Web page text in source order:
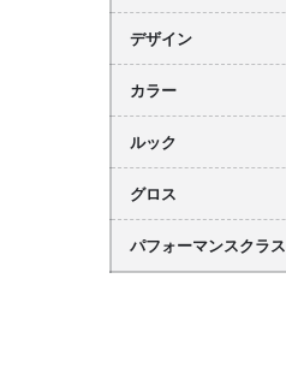
デザイン
カラー
ルック
グロス
パフォーマンスクラス